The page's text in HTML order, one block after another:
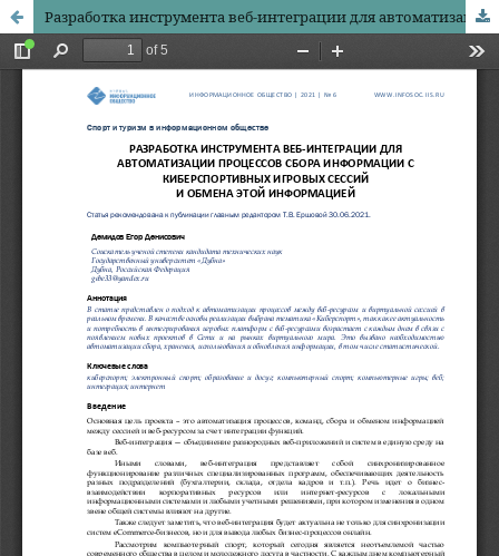
Разработка инструмента веб-интеграции для автоматизации процессов сбора информации с киберспортивных игровых сессий и обмена этой информацией